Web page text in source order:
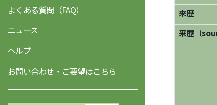
よくある質問（FAQ）
ニュース
ヘルプ
お問い合わせ・ご要望はこちら
来歴
来歴（